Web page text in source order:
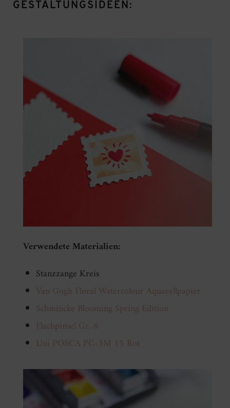
GESTALTUNGSIDEEN:
Verwendete Materialien:
Stanzzange Kreis
Van Gogh Floral Watercolour Aquarellpapier
Schmincke Blooming Spring Edition
Flachpinsel Gr. 6
Uni POSCA PC-3M 15 Rot